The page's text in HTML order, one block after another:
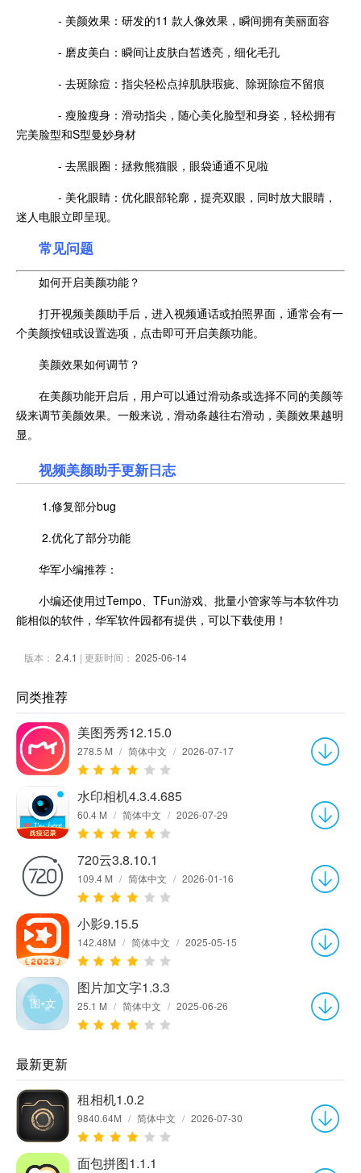
- 美颜效果：研发的11 款人像效果，瞬间拥有美丽面容
- 磨皮美白：瞬间让皮肤白皙透亮，细化毛孔
- 去斑除痘：指尖轻松点掉肌肤瑕疵、除斑除痘不留痕
- 瘦脸瘦身：滑动指尖，随心美化脸型和身姿，轻松拥有
完美脸型和S型曼妙身材
- 去黑眼圈：拯救熊猫眼，眼袋通通不见啦
- 美化眼睛：优化眼部轮廓，提亮双眼，同时放大眼睛，
迷人电眼立即呈现。
常见问题
如何开启美颜功能？
打开视频美颜助手后，进入视频通话或拍照界面，通常会有一
个美颜按钮或设置选项，点击即可开启美颜功能。
美颜效果如何调节？
在美颜功能开启后，用户可以通过滑动条或选择不同的美颜等
级来调节美颜效果。一般来说，滑动条越往右滑动，美颜效果越明
显。
视频美颜助手更新日志
1.修复部分bug
2.优化了部分功能
华军小编推荐：
小编还使用过Tempo、TFun游戏、批量小管家等与本软件功
能相似的软件，华军软件园都有提供，可以下载使用！
版本： 2.4.1 | 更新时间： 2025-06-14
同类推荐
美图秀秀12.15.0
278.5 M / 简体中文 / 2026-07-17
水印相机4.3.4.685
60.4 M / 简体中文 / 2026-07-29
720云3.8.10.1
109.4 M / 简体中文 / 2026-01-16
小影9.15.5
142.48M / 简体中文 / 2025-05-15
图片加文字1.3.3
25.1 M / 简体中文 / 2025-06-26
最新更新
租相机1.0.2
9840.64M / 简体中文 / 2026-07-30
面包拼图1.1.1